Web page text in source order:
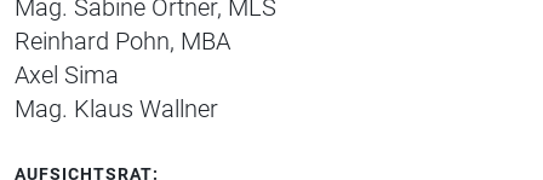
Mag. Sabine Ortner, MLS
Reinhard Pohn, MBA
Axel Sima
Mag. Klaus Wallner
AUFSICHTSRAT: